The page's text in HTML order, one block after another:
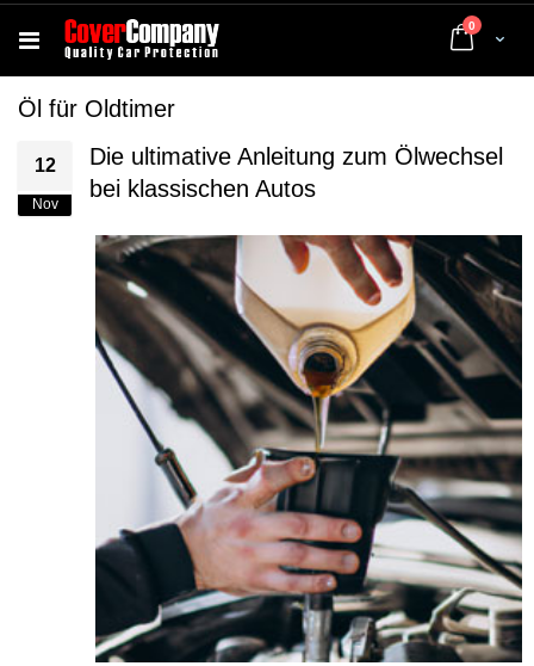
Cart
0 Artikel
Öl für Oldtimer
12
Nov
Die ultimative Anleitung zum Ölwechsel
bei klassischen Autos